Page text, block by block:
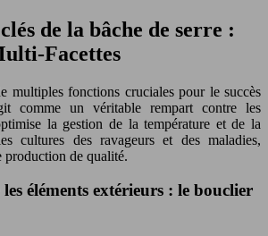
de la bâche de serre :
Facettes
multiples fonctions cruciales pour le succès
comme un véritable rempart contre les
la gestion de la température et de la
cultures des ravageurs et des maladies,
production de qualité.
éléments extérieurs : le bouclier